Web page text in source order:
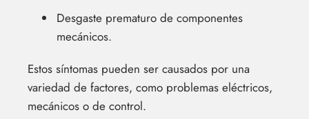
Desgaste prematuro de componentes
mecánicos.
Estos síntomas pueden ser causados por una
variedad de factores, como problemas eléctricos,
mecánicos o de control.